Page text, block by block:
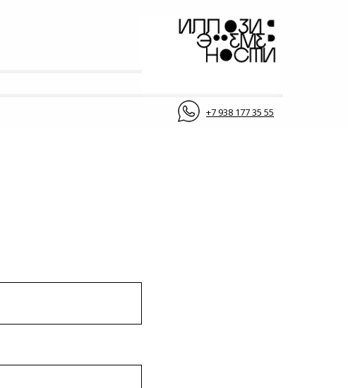
+7 938 177 35 55